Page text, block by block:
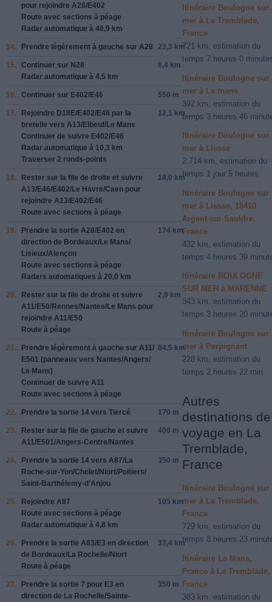
pour rejoindre A28/E402
Route avec sections à péage
Radar automatique à 48,9 km
14. Prendre légèrement à gauche sur A28 23,3 km
15. Continuer sur N28
Radar automatique à 4,5 km
8,4 km
16. Continuer sur E402/E46 550 m
17. Rejoindre D18E/E402/E46 par la
bretelle vers A13/Elbeuf/Le Mans
Continuer de suivre E402/E46
Radar automatique à 10,3 km
Traverser 2 ronds-points
12,1 km
18.
Rester sur la file de droite et suivre
A13/E46/E402/Le Havre/Caen pour
rejoindre A13/E402/E46
Route avec sections à péage
18,0 km
19. Prendre la sortie A28/E402 en
direction de Bordeaux/Le Mans/
Lisieux/Alençon
Route avec sections à péage
Radars automatiques à 20,0 km
174 km
20.
Rester sur la file de droite et suivre
A11/E50/Rennes/Nantes/Le Mans pour
rejoindre A11/E50
Route à péage
2,9 km
21. Prendre légèrement à gauche sur A11/
E501 (panneaux vers Nantes/Angers/
Le Mans)
Continuer de suivre A11
Route avec sections à péage
84,5 km
22. Prendre la sortie 14 vers Tiercé 170 m
23.
Rester sur la file de gauche et suivre
A11/E501/Angers-Centre/Nantes
400 m
24. Prendre la sortie 14 vers A87/La
Roche-sur-Yon/Cholet/Niort/Poitiers/
Saint-Barthélemy-d'Anjou
350 m
25. Rejoindre A87
Route avec sections à péage
Radar automatique à 4,8 km
105 km
26. Prendre la sortie A83/E3 en direction
de Bordeaux/La Rochelle/Niort
Route à péage
33,4 km
27. Prendre la sortie 7 pour E3 en
direction de La Rochelle/Sainte-
350 m
Itinéraire Boulogne sur
mer à La Tremblade,
France
721 km, estimation du
temps 7 heures 0
Itinéraire Boulogne sur
mer à Le mans
392 km, estimation du
temps 3 heures 46
Itinéraire Boulogne sur
mer à Liesse
2 714 km, estimation du
temps 1 jour 5 heures
Itinéraire Boulogne sur
mer à Liesse, 18410
Argent-sur-Sauldre,
France
432 km, estimation du
temps 4 heures 39
Itinéraire BOULOGNE
SUR MER à MARENNE
343 km, estimation du
temps 3 heures 20
Itinéraire Boulogne sur
mer à Perpignant
228 km, estimation du
temps 2 heures 22 min
Autres
destinations de
voyage en La
Tremblade,
France
Itinéraire Boulogne sur
mer à La Tremblade,
France
729 km, estimation du
temps 8 heures 23
Itinéraire Le Mans,
France à La Tremblade,
France
383 km, estimation du